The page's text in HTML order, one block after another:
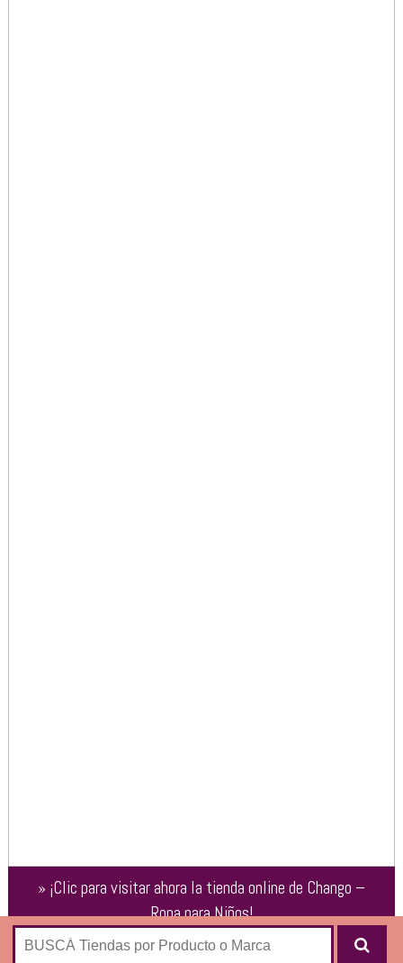
» ¡Clic para visitar ahora la tienda online de Chango –
Ropa para Niños!